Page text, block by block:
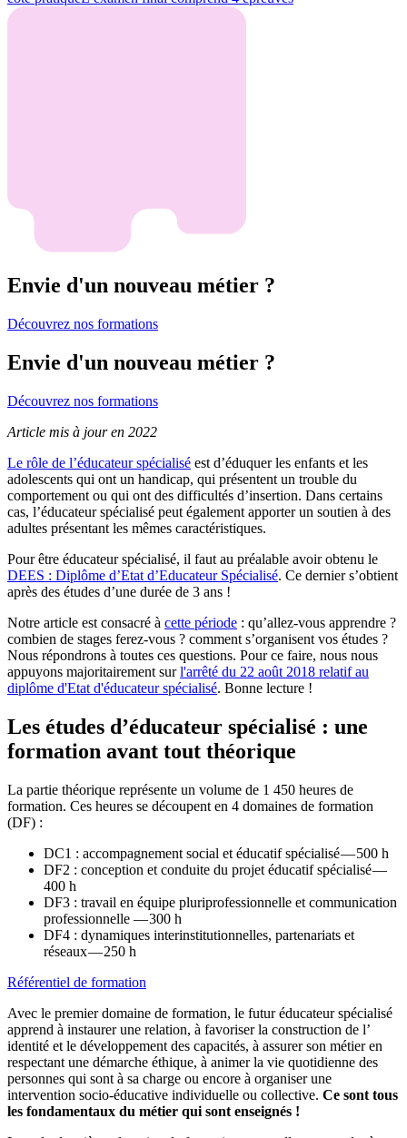
Envie d'un nouveau métier ?
Découvrez nos formations
Envie d'un nouveau métier ?
Découvrez nos formations
Article mis à jour en 2022
Le rôle de l’éducateur spécialisé est d’éduquer les enfants et les
adolescents qui ont un handicap, qui présentent un trouble du
comportement ou qui ont des difficultés d’insertion. Dans certains
cas, l’éducateur spécialisé peut également apporter un soutien à des
adultes présentant les mêmes caractéristiques.
Pour être éducateur spécialisé, il faut au préalable avoir obtenu le
DEES : Diplôme d’Etat d’Educateur Spécialisé. Ce dernier s’obtient
après des études d’une durée de 3 ans !
Notre article est consacré à cette période : qu’allez-vous apprendre ?
combien de stages ferez-vous ? comment s’organisent vos études ?
Nous répondrons à toutes ces questions. Pour ce faire, nous nous
appuyons majoritairement surl'arrêté du 22 août 2018 relatif au
diplôme d'Etat d'éducateur spécialisé. Bonne lecture !
Les études d’éducateur spécialisé : une
formation avant tout théorique
La partie théorique représente un volume de 1 450 heures de
formation. Ces heures se découpent en 4 domaines de formation
(DF) :
DC1 : accompagnement social et éducatif spécialisé — 500 h
DF2 : conception et conduite du projet éducatif spécialisé —
400 h
DF3 : travail en équipe pluriprofessionnelle et communication
professionnelle — 300 h
DF4 : dynamiques interinstitutionnelles, partenariats et
réseaux — 250 h
Référentiel de formation
Avec le premier domaine de formation, le futur éducateur spécialisé
apprend à instaurer une relation, à favoriser la construction de l’
identité et le développement des capacités, à assurer son métier en
respectant une démarche éthique, à animer la vie quotidienne des
personnes qui sont à sa charge ou encore à organiser une
intervention socio-éducative individuelle ou collective. Ce sont tous
les fondamentaux du métier qui sont enseignés !